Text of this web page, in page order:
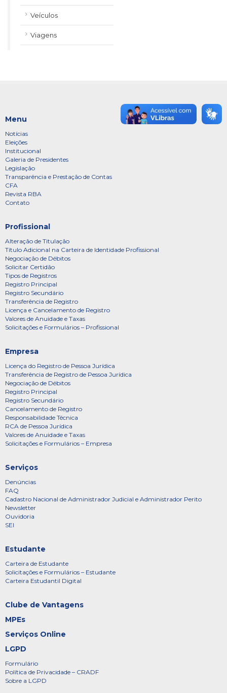
Veículos
Viagens
Menu
Notícias
Eleições
Institucional
Galeria de Presidentes
Legislação
Transparência e Prestação de Contas
CFA
Revista RBA
Contato
Profissional
Alteração de Titulação
Título Adicional na Carteira de Identidade Profissional
Negociação de Débitos
Solicitar Certidão
Tipos de Registros
Registro Principal
Registro Secundário
Transferência de Registro
Licença e Cancelamento de Registro
Valores de Anuidade e Taxas
Solicitações e Formulários – Profissional
Empresa
Licença do Registro de Pessoa Jurídica
Transferência de Registro de Pessoa Jurídica
Negociação de Débitos
Registro Principal
Registro Secundário
Cancelamento de Registro
Responsabilidade Técnica
RCA de Pessoa Jurídica
Valores de Anuidade e Taxas
Solicitações e Formulários – Empresa
Serviços
Denúncias
FAQ
Cadastro Nacional de Administrador Judicial e Administrador Perito
Newsletter
Ouvidoria
SEI
Estudante
Carteira de Estudante
Solicitações e Formulários – Estudante
Carteira Estudantil Digital
Clube de Vantagens
MPEs
Serviços Online
LGPD
Formulário
Política de Privacidade – CRADF
Sobre a LGPD